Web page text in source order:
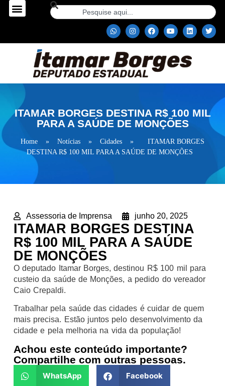
ITAMAR BORGES DESTINA R$ 100 MIL
PARA A SAÚDE DE MONÇÕES
Home » Notícias » Cidades »
ITAMAR BORGES
DESTINA R$ 100 MIL PARA A SAÚDE DE MONÇÕES
Assessoria de Imprensa junho 20, 2025
ITAMAR BORGES DESTINA
R$ 100 MIL PARA A SAÚDE
DE MONÇÕES
O deputado Itamar Borges, destinou R$ 100 mil para
custeio da saúde de Monções, a pedido do vereador
Caio Crepaldi.
Trabalhar pela saúde das cidades é cuidar de quem
mais precisa. Estão juntos pelo desenvolvimento da
cidade e pela melhoria na vida da população!
Achou este conteúdo importante?
Compartilhe com outras pessoas.
WhatsApp Facebook